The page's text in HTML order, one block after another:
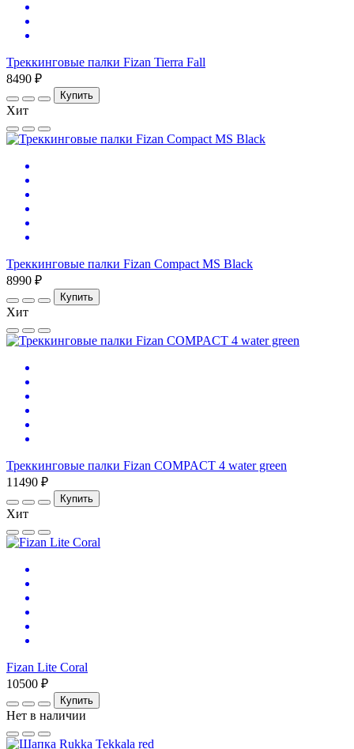
Треккинговые палки Fizan Tierra Fall
8490 ₽
Купить
Хит
Треккинговые палки Fizan Compact MS Black
8990 ₽
Купить
Хит
Треккинговые палки Fizan COMPACT 4 water green
11490 ₽
Купить
Хит
Fizan Lite Coral
10500 ₽
Купить
Нет в наличии